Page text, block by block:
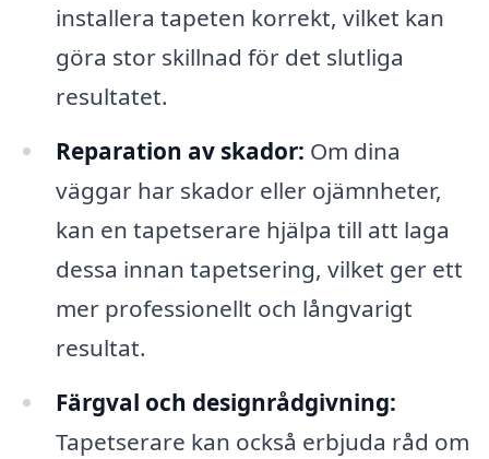
installera tapeten korrekt, vilket kan
göra stor skillnad för det slutliga
resultatet.
Reparation av skador: Om dina
väggar har skador eller ojämnheter,
kan en tapetserare hjälpa till att laga
dessa innan tapetsering, vilket ger ett
mer professionellt och långvarigt
resultat.
Färgval och designrådgivning:
Tapetserare kan också erbjuda råd om